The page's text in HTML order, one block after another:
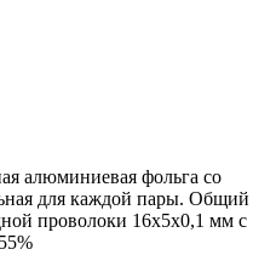
алюминиевая фольга со
для каждой пары. Общий
проволоки 16x5x0,1 мм с